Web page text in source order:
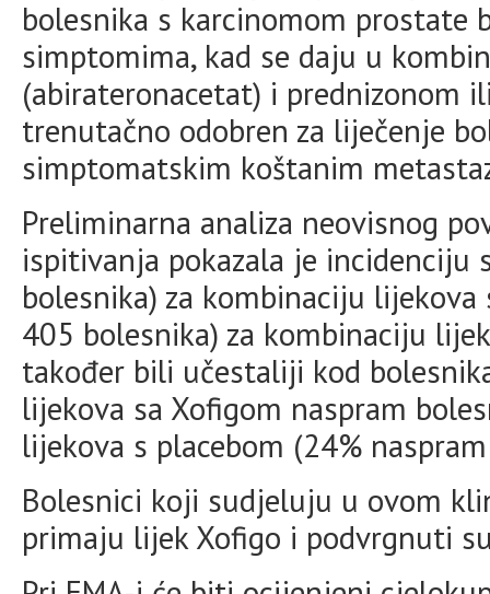
bolesnika s karcinomom prostate
simptomima, kad se daju u
(abirateronacetat) i prednizonom
trenutačno odobren za liječenje
simptomatskim koštanim
Preliminarna analiza neovisnog
ispitivanja pokazala je
bolesnika) za kombinaciju
405 bolesnika) za kombinaciju
također bili učestaliji kod
lijekova sa Xofigom naspram
lijekova s placebom (24%
Bolesnici koji sudjeluju u ovom
primaju lijek Xofigo i podvrgnuti